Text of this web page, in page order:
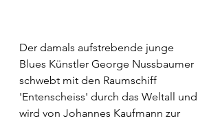
Der damals aufstrebende junge
Blues Künstler George Nussbaumer
schwebt mit den Raumschiff
'Entenscheiss' durch das Weltall und
wird von Johannes Kaufmann zur